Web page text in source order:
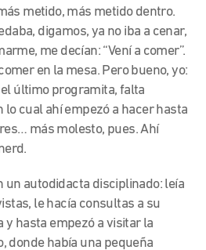
metido, más metido dentro.
digamos, ya no iba a cenar,
me decían: “Vení a comer”.
en la mesa. Pero bueno, yo:
último programita, falta
lo cual ahí empezó a hacer hasta
más molesto, pues. Ahí
un autodidacta disciplinado: leía
le hacía consultas a su
hasta empezó a visitar la
donde había una pequeña